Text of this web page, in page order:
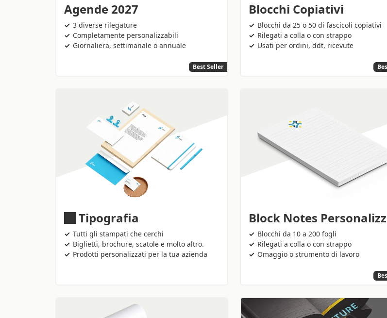
Agende 2027
3 diverse rilegature
Completamente personalizzabili
Giornaliera, settimanale o annuale
Best Seller
Blocchi Copiativi
Blocchi da 25 o 50 di fascicoli copiativi
Rilegati a colla o con strappo
Usati per ordini, ddt, ricevute
Tipografia
Tutti gli stampati che cerchi
Biglietti, brochure, scatole e molto altro.
Prodotti personalizzati per la tua azienda
Block Notes
Blocchi da 10 a 200 fogli
Rilegati a colla o con strappo
Omaggio o strumento di lavoro